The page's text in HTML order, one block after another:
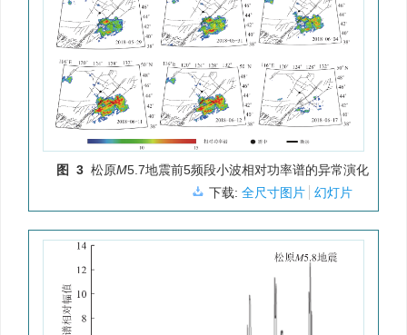
图 3 松原M5.7地震前5频段小波相对功率谱的异常演化
下载: 全尺寸图片 幻灯片